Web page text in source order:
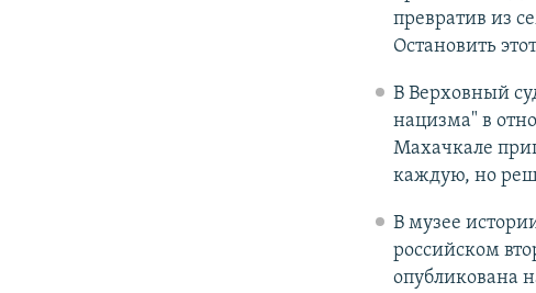
превратив из
Остановить
В Верховный
нацизма" в
Махачкале
каждую, но
В музее
российском
опубликована